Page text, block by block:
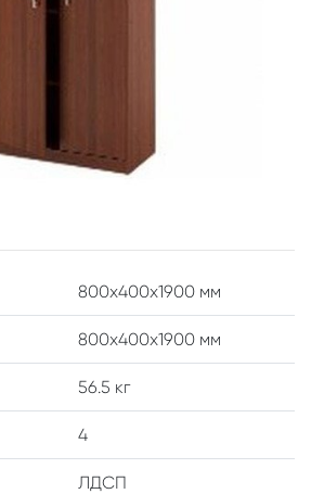
800x400x1900 мм
800х400х1900 мм
56.5 кг
4
ЛДСП